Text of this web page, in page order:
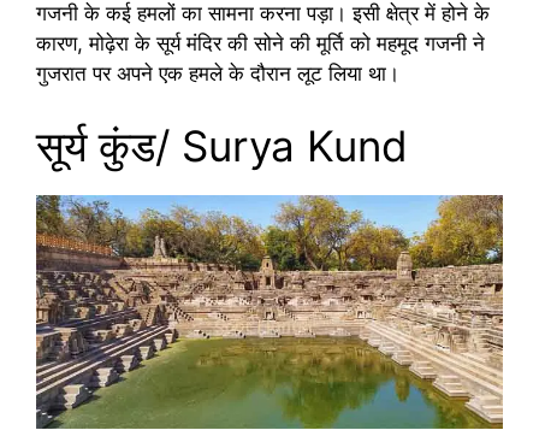
गजनी के कई हमलों का सामना करना पड़ा। इसी क्षेत्र में होने के
कारण, मोढ़ेरा के सूर्य मंदिर की सोने की मूर्ति को महमूद गजनी ने
गुजरात पर अपने एक हमले के दौरान लूट लिया था।
सूर्य कुंड/ Surya Kund